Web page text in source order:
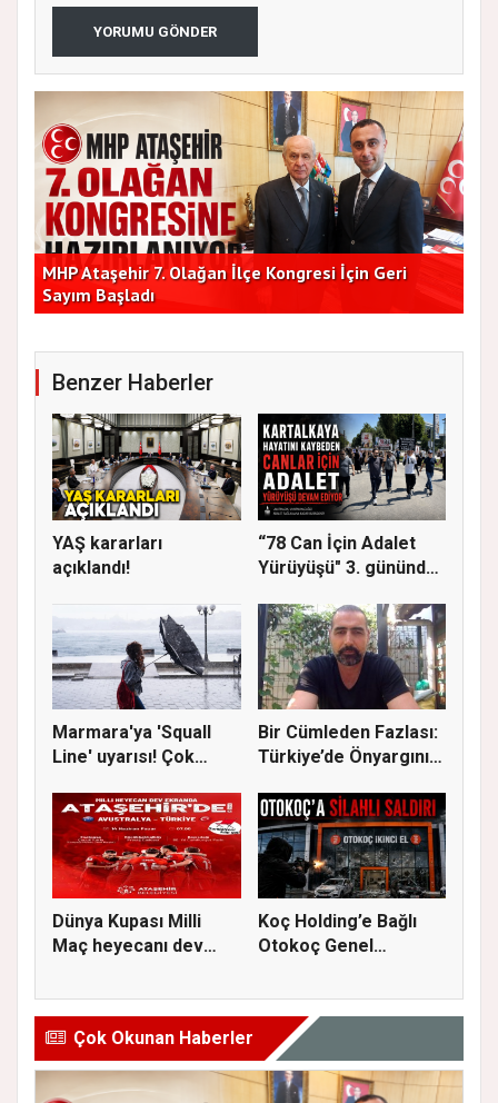
YORUMU GÖNDER
MHP Ataşehir 7. Olağan İlçe Kongresi İçin Geri
Sayım Başladı
Benzer Haberler
YAŞ kararları
açıklandı!
“78 Can İçin Adalet
Yürüyüşü" 3. gününde
Marmara'ya 'Squall
Line' uyarısı! Çok
Bir Cümleden Fazlası:
Türkiye’de Önyargının
Dünya Kupası Milli
Maç heyecanı dev
Koç Holding’e Bağlı
Otokoç Genel
Çok Okunan Haberler